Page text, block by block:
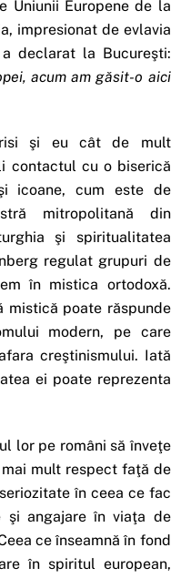
Uniunii Europene de la
impresionat de evlavia
declarat la Bucureşti:
acum am găsit-o aici
şi eu cât de mult
contactul cu o biserică
icoane, cum este de
mitropolitană din
şi spiritualitatea
regulat grupuri de
în mistica ortodoxă.
mistică poate răspunde
modern, pe care
creştinismului. Iată
ei poate reprezenta
lor pe români să înveţe
mult respect faţă de
în ceea ce fac
şi angajare în viaţa de
ce înseamnă în fond
în spiritul european,